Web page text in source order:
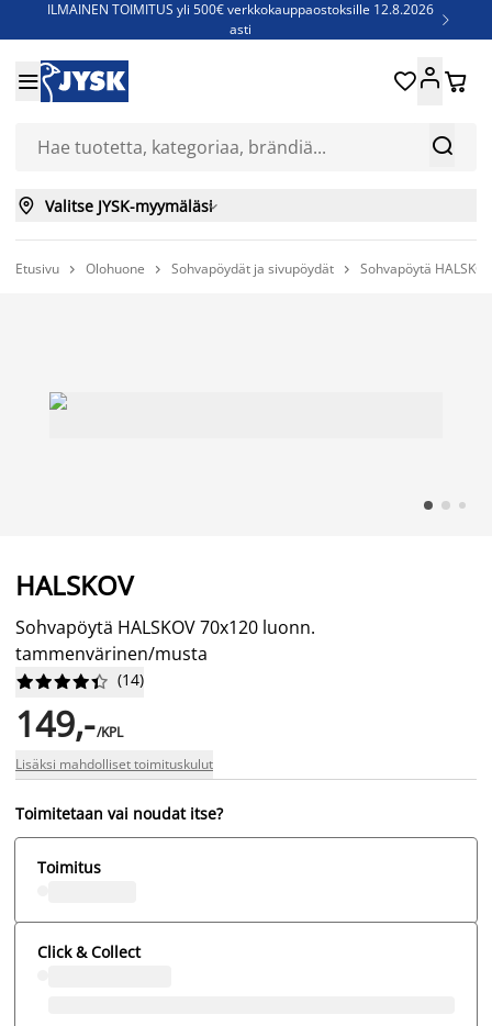
ILMAINEN TOIMITUS yli 500€ verkkokauppaostoksille 12.8.2026
asti

Jenkkisänkyjä - Säästä jopa 60%


 
 Valitse JYSK-myymäläsi
Etusivu  Olohuone  Sohvapöydät ja sivupöydät  Sohvapöytä
HALSKOV
Sohvapöytä HALSKOV 70x120 luonn.
tammenvärinen/musta





 (14)
149,-/KPL
Lisäksi mahdolliset toimituskulut
Toimitetaan vai noudat itse?
Toimitus
Click & Collect